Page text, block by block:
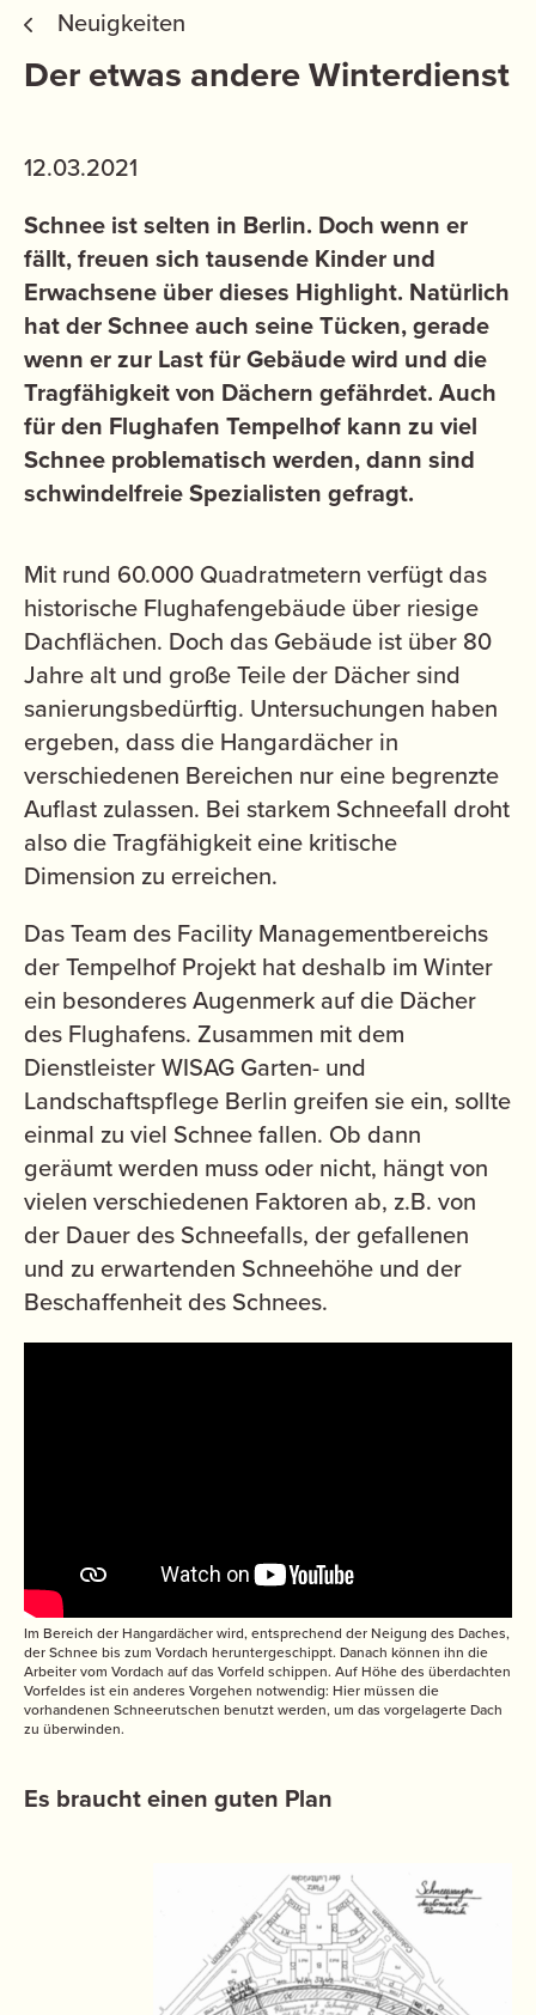
Neuigkeiten
Der etwas andere Winterdienst
12.03.2021
Schnee ist selten in Berlin. Doch wenn er
fällt, freuen sich tausende Kinder und
Erwachsene über dieses Highlight. Natürlich
hat der Schnee auch seine Tücken, gerade
wenn er zur Last für Gebäude wird und die
Tragfähigkeit von Dächern gefährdet. Auch
für den Flughafen Tempelhof kann zu viel
Schnee problematisch werden, dann sind
schwindelfreie Spezialisten gefragt.
Mit rund 60.000 Quadratmetern verfügt das
historische Flughafengebäude über riesige
Dachflächen. Doch das Gebäude ist über 80
Jahre alt und große Teile der Dächer sind
sanierungsbedürftig. Untersuchungen haben
ergeben, dass die Hangardächer in
verschiedenen Bereichen nur eine begrenzte
Auflast zulassen. Bei starkem Schneefall droht
also die Tragfähigkeit eine kritische
Dimension zu erreichen.
Das Team des Facility Managementbereichs
der Tempelhof Projekt hat deshalb im Winter
ein besonderes Augenmerk auf die Dächer
des Flughafens. Zusammen mit dem
Dienstleister WISAG Garten- und
Landschaftspflege Berlin greifen sie ein, sollte
einmal zu viel Schnee fallen. Ob dann
geräumt werden muss oder nicht, hängt von
vielen verschiedenen Faktoren ab, z.B. von
der Dauer des Schneefalls, der gefallenen
und zu erwartenden Schneehöhe und der
Beschaffenheit des Schnees.
Im Bereich der Hangardächer wird, entsprechend der Neigung des Daches,
der Schnee bis zum Vordach heruntergeschippt. Danach können ihn die
Arbeiter vom Vordach auf das Vorfeld schippen. Auf Höhe des überdachten
Vorfeldes ist ein anderes Vorgehen notwendig: Hier müssen die
vorhandenen Schneerutschen benutzt werden, um das vorgelagerte Dach
zu überwinden.
Es braucht einen guten Plan